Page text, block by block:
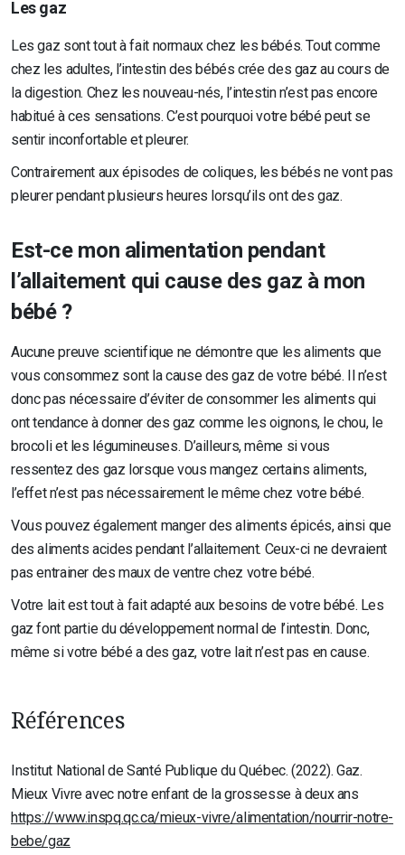
Les gaz
Les gaz sont tout à fait normaux chez les bébés. Tout comme
chez les adultes, l’intestin des bébés crée des gaz au cours de
la digestion. Chez les nouveau-nés, l’intestin n’est pas encore
habitué à ces sensations. C’est pourquoi votre bébé peut se
sentir inconfortable et pleurer.
Contrairement aux épisodes de coliques, les bébés ne vont pas
pleurer pendant plusieurs heures lorsqu’ils ont des gaz.
Est-ce mon alimentation pendant
l’allaitement qui cause des gaz à mon
bébé ?
Aucune preuve scientifique ne démontre que les aliments que
vous consommez sont la cause des gaz de votre bébé. Il n’est
donc pas nécessaire d’éviter de consommer les aliments qui
ont tendance à donner des gaz comme les oignons, le chou, le
brocoli et les légumineuses. D’ailleurs, même si vous
ressentez des gaz lorsque vous mangez certains aliments,
l’effet n’est pas nécessairement le même chez votre bébé.
Vous pouvez également manger des aliments épicés, ainsi que
des aliments acides pendant l’allaitement. Ceux-ci ne devraient
pas entrainer des maux de ventre chez votre bébé.
Votre lait est tout à fait adapté aux besoins de votre bébé. Les
gaz font partie du développement normal de l’intestin. Donc,
même si votre bébé a des gaz, votre lait n’est pas en cause.
Références
Institut National de Santé Publique du Québec. (2022). Gaz.
Mieux Vivre avec notre enfant de la grossesse à deux ans
https://www.inspq.qc.ca/mieux-vivre/alimentation/nourrir-notre-
bebe/gaz